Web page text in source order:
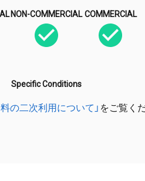
NON-COMMERCIAL COMMERCIAL
Specific Conditions
の二次利用について」 をご覧く